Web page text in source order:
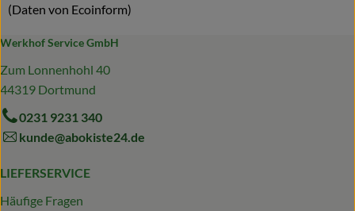
(Daten von Ecoinform)
Werkhof Service GmbH
Zum Lonnenhohl 40
44319 Dortmund
0231 9231 340
kunde@abokiste24.de
LIEFERSERVICE
Häufige Fragen